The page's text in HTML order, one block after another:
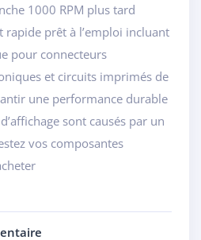
1000 RPM plus tard
rapide prêt à l’emploi incluant
pour connecteurs
et circuits imprimés de
une performance durable
sont causés par un
vos composantes